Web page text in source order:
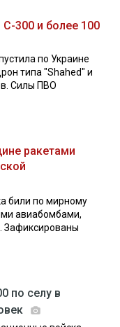
300 и более 100
по Украине
типа "Shahed" и
Силы ПВО
ракетами
били по мирному
авиабомбами,
Зафиксированы
по селу в